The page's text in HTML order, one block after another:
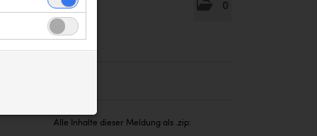
0
Alle Inhalte dieser Meldung als .zip:
Website